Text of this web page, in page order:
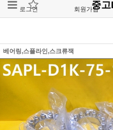
로그인 회원가입
중
베어링,스플라인,스크류잭